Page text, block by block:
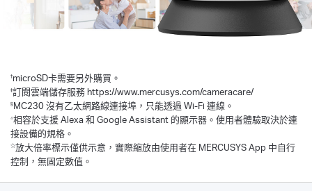
†microSD卡需要另外購買。
‡訂閱雲端儲存服務 https://www.mercusys.com/cameracare/
§MC230 沒有乙太網路線連接埠，只能透過 Wi-Fi 連線。
△相容於支援 Alexa 和 Google Assistant 的顯示器。使用者體驗取決於連
接設備的規格。
☆放大倍率標示僅供示意，實際縮放由使用者在 MERCUSYS App 中自行
控制，無固定數值。